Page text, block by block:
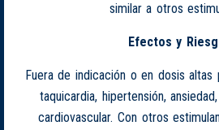
similar a otros
Efectos y
Fuera de indicación o en dosis altas
taquicardia, hipertensión,
cardiovascular. Con otros